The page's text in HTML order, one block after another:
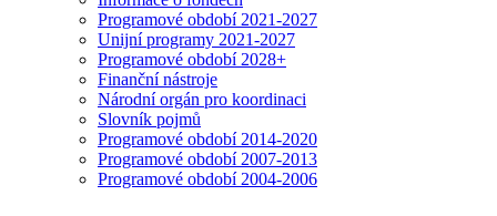
Programové období 2021-2027
Unijní programy 2021-2027
Programové období 2028+
Finanční nástroje
Národní orgán pro koordinaci
Slovník pojmů
Programové období 2014-2020
Programové období 2007-2013
Programové období 2004-2006